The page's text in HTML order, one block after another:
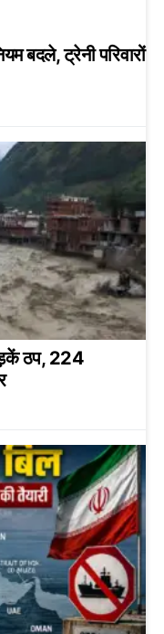
बदले, ट्रेनी परिवारों
ठप, 224